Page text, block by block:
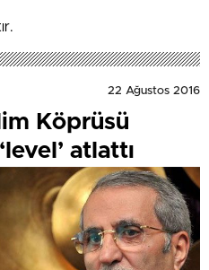
22 Ağustos 2016
Köprüsü
atlattı